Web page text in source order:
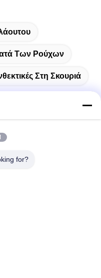
Των Ρούχων
Στη Σκουριά
for?